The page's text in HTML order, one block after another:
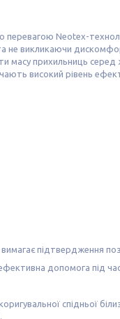
перевагою Neotex-
не викликаючи
прихильниць серед
високий рівень
підтвердження
допомога під час
спідньої